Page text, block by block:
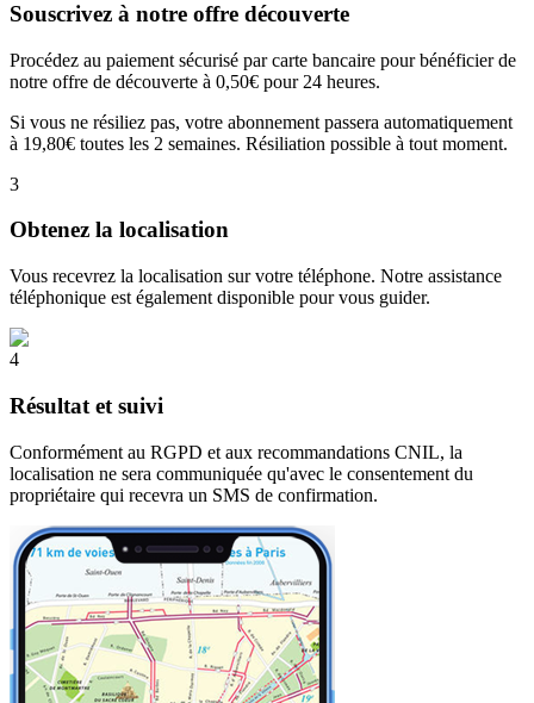
Souscrivez à notre offre découverte
Procédez au paiement sécurisé par carte bancaire pour bénéficier de
notre offre de découverte à 0,50€ pour 24 heures.
Si vous ne résiliez pas, votre abonnement passera automatiquement
à 19,80€ toutes les 2 semaines. Résiliation possible à tout moment.
3
Obtenez la localisation
Vous recevrez la localisation sur votre téléphone. Notre assistance
téléphonique est également disponible pour vous guider.
4
Résultat et suivi
Conformément au RGPD et aux recommandations CNIL, la
localisation ne sera communiquée qu'avec le consentement du
propriétaire qui recevra un SMS de confirmation.